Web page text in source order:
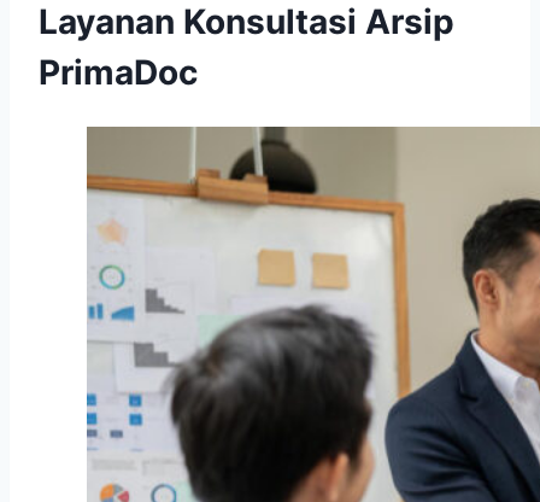
Layanan Konsultasi Arsip
PrimaDoc